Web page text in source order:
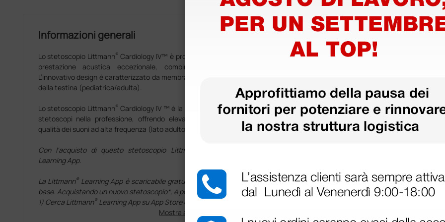
Informazioni generali
Lo stetoscopio Littmann® Cardiology IV™ è progettato per gli specialisti che richiedono una
prestazione acustica eccezionale, combinata alla classica versatilità Littmann
L’innovativo design è caratterizzato da membrana con ghiera in un pezzo unico, su ogni lato
della testina (pediatrica/adulta).
Lo stetoscopio Littmann® Cardiology IV ™ è la nuova generazione di uno dei più riconosciuti
stetoscopi nella professione, offrendo elevate prestazioni acustiche con una migliore
qualità dei suoni ad alta frequenza (lato adulto / pressione costante).
Con l'acquisto di questo stetoscopio Littmann avrai accesso all'esclusiva Littmann
Learning App.
La Littmann®Learning App è scaricabile gratuitamente, con accesso libero ai contenuti di
base. Acquistando un nuovo stetoscopio*, è possibile accedere ai contenuti premium.
1) Cerca Littmann®Learning App su App Store o Google Play
Mostra altro
Informazioni tecniche
• Adattatori Speciali‎:‎ no
• Colore‎: nero
• Diametro Membrana‎: 4,3
• Diametro Membrana Piccola‎:
• Finitura della Testina: ‎‎acciaio
• Lunghezza‎: 69 cm
• Peso netto‎: 177 g
• Peso Testina‎: 87 g
• Professione: Anestesista,‎